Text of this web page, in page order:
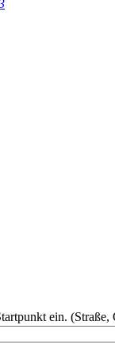
ein. (Straße,